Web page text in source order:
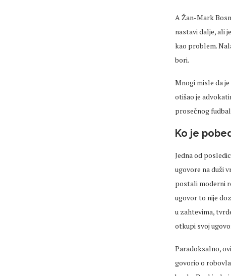
A Žan-Mark
nastavi dalje, ali
kao problem.
bori.
Mnogi misle da
otišao je
prosečnog
Ko je
Jedna od
ugovore na duži
postali moderni
ugovor to nije
u zahtevima,
otkupi svoj
Paradoksalno,
govorio o